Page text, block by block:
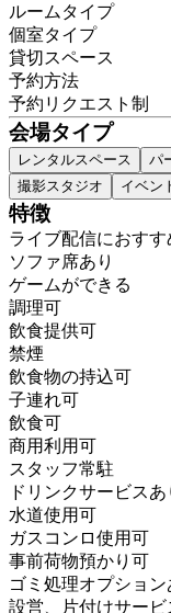
ルームタイプ
個室タイプ
貸切スペース
予約方法
予約リクエスト制
会場タイプ
レンタルスペース パ
撮影スタジオ
イベン
特徴
ライブ配信におすす
ソファ席あり
ゲームができる
調理可
飲食提供可
禁煙
飲食物の持込可
子連れ可
飲食可
商用利用可
スタッフ常駐
ドリンクサービスあ
水道使用可
ガスコンロ使用可
事前荷物預かり可
ゴミ処理オプション
設営、片付けサービ